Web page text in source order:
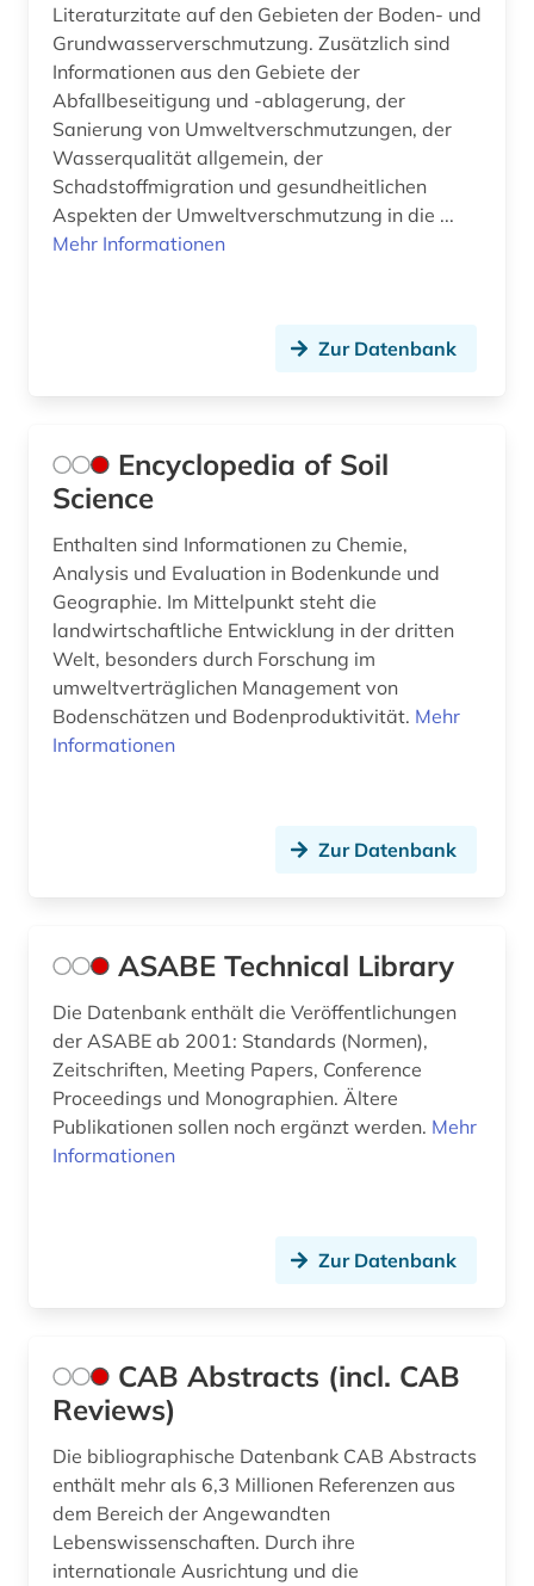
Literaturzitate auf den Gebieten der Boden- und
Grundwasserverschmutzung. Zusätzlich sind
Informationen aus den Gebiete der
Abfallbeseitigung und -ablagerung, der
Sanierung von Umweltverschmutzungen, der
Wasserqualität allgemein, der
Schadstoffmigration und gesundheitlichen
Aspekten der Umweltverschmutzung in die ...
Mehr Informationen
Zur Datenbank
Encyclopedia of Soil
Science
Enthalten sind Informationen zu Chemie,
Analysis und Evaluation in Bodenkunde und
Geographie. Im Mittelpunkt steht die
landwirtschaftliche Entwicklung in der dritten
Welt, besonders durch Forschung im
umweltverträglichen Management von
Bodenschätzen und Bodenproduktivität. Mehr
Informationen
Zur Datenbank
ASABE Technical Library
Die Datenbank enthält die Veröffentlichungen
der ASABE ab 2001: Standards (Normen),
Zeitschriften, Meeting Papers, Conference
Proceedings und Monographien. Ältere
Publikationen sollen noch ergänzt werden. Mehr
Informationen
Zur Datenbank
CAB Abstracts (incl. CAB
Reviews)
Die bibliographische Datenbank CAB Abstracts
enthält mehr als 6,3 Millionen Referenzen aus
dem Bereich der Angewandten
Lebenswissenschaften. Durch ihre
internationale Ausrichtung und die